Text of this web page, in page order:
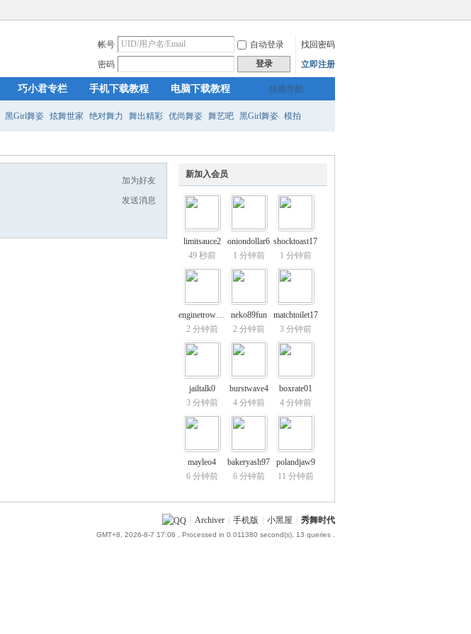
帐号 自动登录
找回密码
密码
登录 立即注册
快捷导航
巧小君专栏 手机下载教程 电脑下载教程
黑Girl舞姿 炫舞世家 绝对舞力 舞出精彩 优尚舞姿 舞艺吧 黑Girl舞姿 模拍
新加入会员
limitsauce2
49 秒前
oniondollar6
1 分钟前
shocktoast17
1 分钟前
enginetrowel7
2 分钟前
neko89fun
2 分钟前
matchtoilet17
3 分钟前
jailtalk0
3 分钟前
burstwave4
4 分钟前
boxrate01
4 分钟前
mayleo4
6 分钟前
bakeryash97
6 分钟前
polandjaw9
11 分钟前
加为好友
发送消息
Archiver 手机版 小黑屋 秀舞时代
GMT+8, 2026-8-7 17:06 , Processed in 0.011380 second(s), 13 queries .